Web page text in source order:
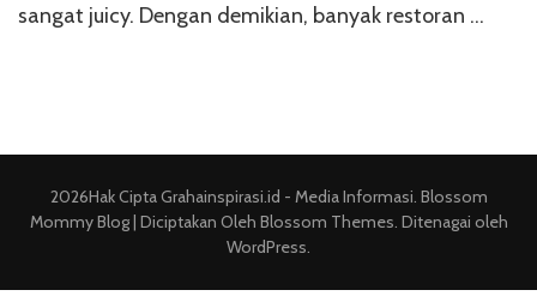
sangat juicy. Dengan demikian, banyak restoran …
2026Hak CiptaGrahainspirasi.id - Media Informasi. Blossom
Mommy Blog | Diciptakan Oleh Blossom Themes. Ditenagai oleh
WordPress.